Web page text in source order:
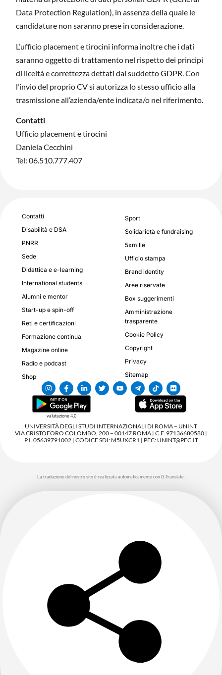
Data Protection Regulation), in assenza della quale le
candidature non saranno prese in considerazione.
L’ufficio placement e tirocini informa inoltre che i dati
saranno oggetto di trattamento nel rispetto dei principi
di liceità e correttezza dettati dal suddetto GDPR. Con
l’invio del proprio CV si autorizza lo stesso ufficio alla
trasmissione all’azienda/ente indicata/o nel riferimento.
Contatti
Ufficio placement e tirocini
Daniela Cecchini
Tel: 06.510.777.407
Contatti
Disabilità e DSA
PNRR
Sede
Didattica e e-learning
International students
Alumni e mentor
Start-up e spin-off
Reti e certificazioni
Formazione continua
Magazine online
Radio e podcast
Shop
Sport
Solidarietà e fundraising
5xmille
Ufficio stampa
Brand identity
Aree riservate
Box suggerimenti
Amministrazione
trasparente
Cookie Policy
Copyright
Privacy
Sitemap
valutazione 4,0
UNIVERSITÀ DEGLI STUDI INTERNAZIONALI DI ROMA – UNINT
VIA CRISTOFORO COLOMBO, 200 – 00147 ROMA | C.F. 97136680580 |
P.I. 05639791002 | CODICE SDI: M5UXCR1 | PEC: UNINT@PEC.IT
La traduzione del nostro sito è realizzata automaticamente con G-Translate.